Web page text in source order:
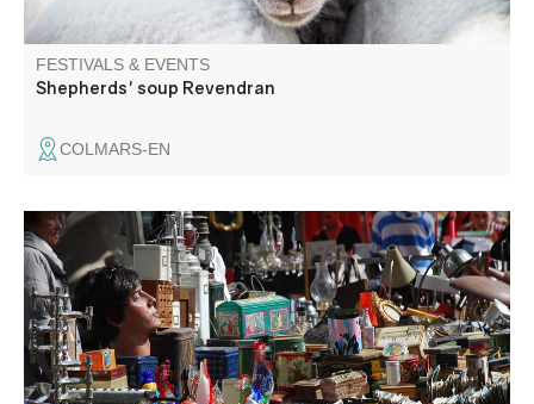
FESTIVALS & EVENTS
Shepherds' soup Revendran
COLMARS-EN
Foire aux puces dans les fortifications. Venez chiner et
trouver de jolis petits trésors. Exposants : inscriptions
auprès de Béatrice